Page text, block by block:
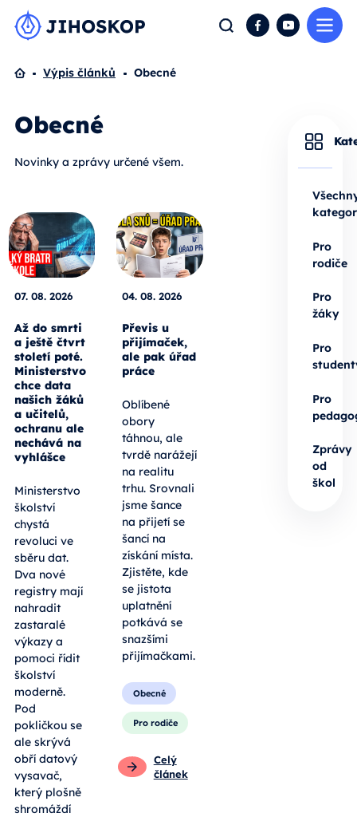
Hledat FacebookYouTube
Domů
Výpis článků Obecné
Obecné
Novinky a zprávy určené všem.
07. 08. 2026
Až do smrti
a ještě čtvrt
století poté.
Ministerstvo
chce data
našich žáků
a učitelů,
ochranu ale
nechává na
vyhlášce
Ministerstvo
školství
chystá
revoluci ve
sběru dat.
Dva nové
registry mají
nahradit
zastaralé
výkazy a
pomoci řídit
školství
moderně.
Pod
pokličkou se
ale skrývá
obří datový
vysavač,
který plošně
shromáždí
04. 08. 2026
Převis u
přijímaček,
ale pak úřad
práce
Oblíbené
obory
táhnou, ale
tvrdě narážejí
na realitu
trhu. Srovnali
jsme šance
na přijetí se
šancí na
získání místa.
Zjistěte, kde
se jistota
uplatnění
potkává se
snazšími
přijímačkami.
Obecné
Pro rodiče
Celý
článek
Pro
rodiče
Pro
žáky
Pro
Pro
Zprávy
od
škol